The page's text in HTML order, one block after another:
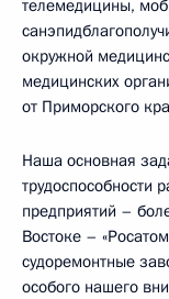
телемедицины,
окружной
медицинских
от Приморского
Наша основная
трудоспособности
предприятий –
Востоке –
судоремонтные
особого нашего